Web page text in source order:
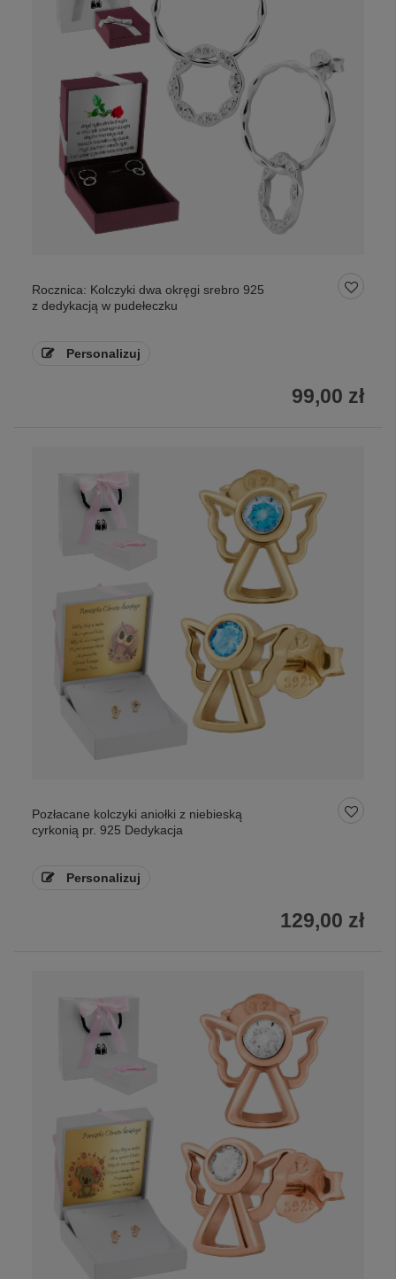
Rocznica: Kolczyki dwa okręgi srebro 925
z dedykacją w pudełeczku
Personalizuj
99,00 zł
Pozłacane kolczyki aniołki z niebieską
cyrkonią pr. 925 Dedykacja
Personalizuj
129,00 zł